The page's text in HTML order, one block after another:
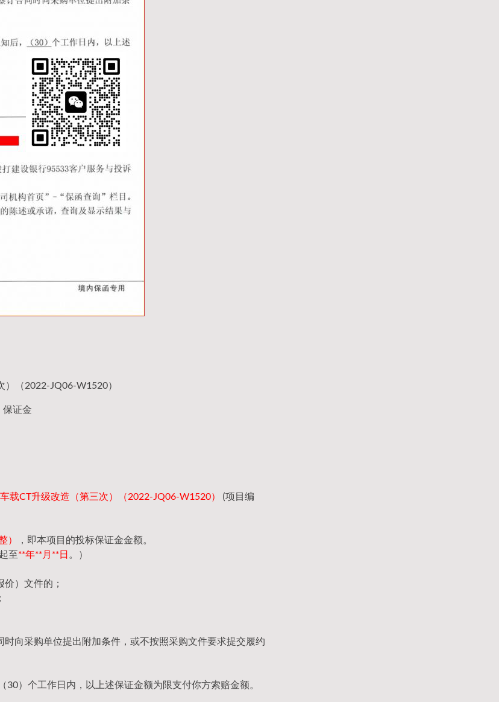
（2022-JQ06-W1520）
保证金
载CT升级改造（第三次）（2022-JQ06-W1520）
(项目编
）
，即本项目的投标保证金金额。
至**年**月**日 。）
）文件的；
向采购单位提出附加条件，或不按照采购文件要求提交履约
）个工作日内，以上述保证金额为限支付你方索赔金额。